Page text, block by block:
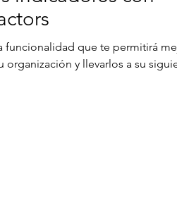
funcionalidad que te permitirá
organización y llevarlos a su